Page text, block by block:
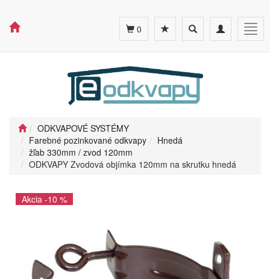
Toggle
navigation
Toggle
search
0
ODKVAPOVÉ SYSTÉMY
Farebné pozinkované odkvapy
Hnedá
žľab 330mm / zvod 120mm
ODKVAPY Zvodová objímka 120mm na skrutku hnedá
Akcia -10 %